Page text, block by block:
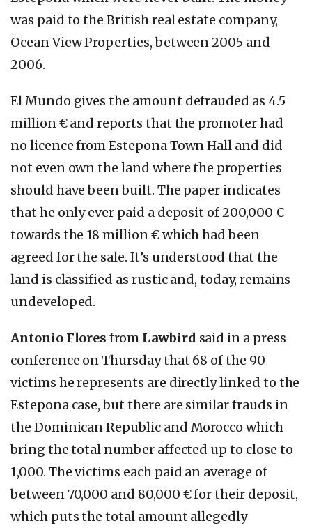
was paid to the British real estate company,
Ocean View Properties, between 2005 and
2006.
El Mundo gives the amount defrauded as 4.5
million € and reports that the promoter had
no licence from Estepona Town Hall and did
not even own the land where the properties
should have been built. The paper indicates
that he only ever paid a deposit of 200,000 €
towards the 18 million € which had been
agreed for the sale. It’s understood that the
land is classified as rustic and, today, remains
undeveloped.
Antonio Flores from Lawbird said in a press
conference on Thursday that 68 of the 90
victims he represents are directly linked to the
Estepona case, but there are similar frauds in
the Dominican Republic and Morocco which
bring the total number affected up to close to
1,000. The victims each paid an average of
between 70,000 and 80,000 € for their deposit,
which puts the total amount allegedly